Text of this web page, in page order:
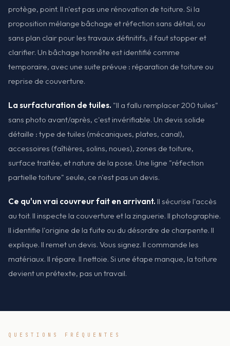
protège, point. Il n'est pas une rénovation de toiture. Si la
proposition mélange bâchage et réfection sans détail, ou
sans plan clair pour les travaux définitifs, il faut stopper et
clarifier. Un bâchage honnête est identifié comme
temporaire, avec une suite prévue : réparation de toiture ou
reprise de couverture.
La surfacturation de tuiles. "Il a fallu remplacer 200 tuiles"
sans photo avant/après, c'est invérifiable. Un devis solide
détaille : type de tuiles (mécaniques, plates, canal),
accessoires (faîtières, solins, noues), zones de toiture,
surface traitée, et nature de la pose. Une ligne "réfection
partielle toiture" seule, ce n'est pas un devis.
Ce qu'un vrai couvreur fait en arrivant. Il sécurise l'accès
au toit. Il inspecte la couverture et la zinguerie. Il photographie.
Il identifie l'origine de la fuite ou du désordre de charpente. Il
explique. Il remet un devis. Vous signez. Il commande les
matériaux. Il répare. Il nettoie. Si une étape manque, la toiture
devient un prétexte, pas un travail.
QUESTIONS FRÉQUENTES